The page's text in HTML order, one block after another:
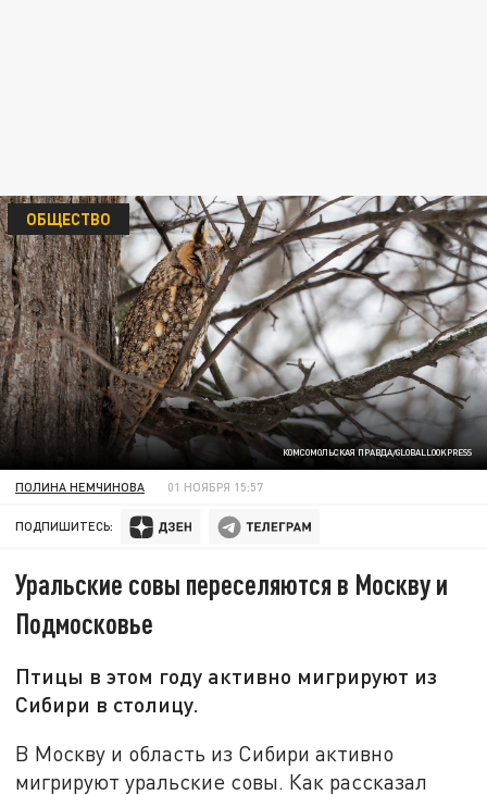
КОМСОМОЛЬСКАЯ ПРАВДА/GLOBALLOOKPRESS
ОБЩЕСТВО
ПОЛИНА НЕМЧИНОВА 01 НОЯБРЯ 15:57
ПОДПИШИТЕСЬ:
Уральские совы переселяются в Москву и
Подмосковье
Птицы в этом году активно мигрируют из
Сибири в столицу.
В Москву и область из Сибири активно
мигрируют уральские совы. Как рассказал